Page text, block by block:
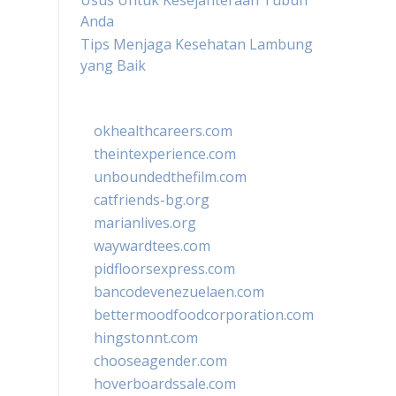
Anda
Tips Menjaga Kesehatan Lambung
yang Baik
okhealthcareers.com
theintexperience.com
unboundedthefilm.com
catfriends-bg.org
marianlives.org
waywardtees.com
pidfloorsexpress.com
bancodevenezuelaen.com
bettermoodfoodcorporation.com
hingstonnt.com
chooseagender.com
hoverboardssale.com